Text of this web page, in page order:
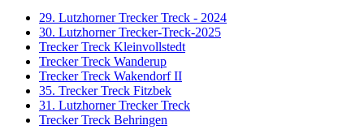
29. Lutzhorner Trecker Treck - 2024
30. Lutzhorner Trecker-Treck-2025
Trecker Treck Kleinvollstedt
Trecker Treck Wanderup
Trecker Treck Wakendorf II
35. Trecker Treck Fitzbek
31. Lutzhorner Trecker Treck
Trecker Treck Behringen